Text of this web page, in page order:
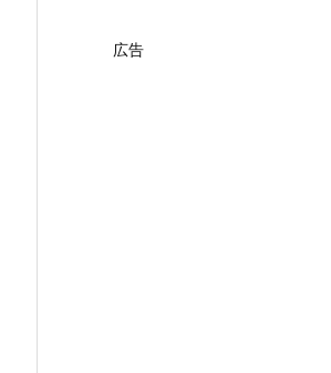
広告